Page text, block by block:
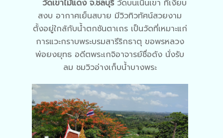
วัดเขาไม้แดง จ.ชลบุรีวัดบนเนินเขา ที่เงียบ
สงบ อากาศเย็นสบาย มีวิวทิวทัศน์สวยงาม
ตั้งอยู่ใกล้กับน้ำตกชันตาเถร เป็นวัดที่เหมาะแก่
การแวะกราบพระบรมสารีริกธาตุ ขอพรหลวง
พ่อยงยุทธ อดีตพระเกจิอาจารย์ชื่อดัง นั่งรับ
ลม ชมวิวอ่างเก็บน้ำบางพระ